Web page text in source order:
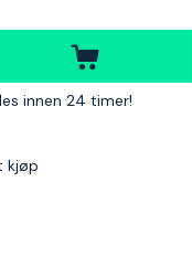
innen 24 timer!
kjøp